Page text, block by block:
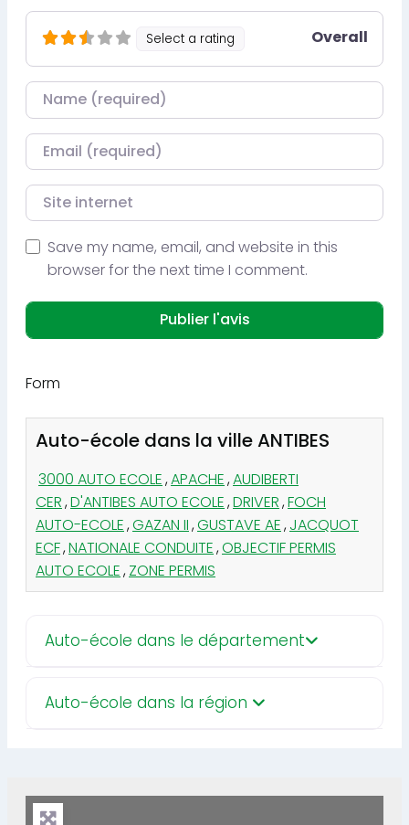
Select a rating Overall
Nom
Courriel
Site internet
Save my name, email, and website in this
browser for the next time I comment.
Form
Auto-école dans la ville ANTIBES
3000 AUTO ECOLE,APACHE,AUDIBERTI
CER,D'ANTIBES AUTO ECOLE,DRIVER,FOCH
AUTO-ECOLE,GAZAN II,GUSTAVE AE,JACQUOT
ECF,NATIONALE CONDUITE,OBJECTIF PERMIS
AUTO ECOLE,ZONE PERMIS
Auto-école dans le département
Auto-école dans la région